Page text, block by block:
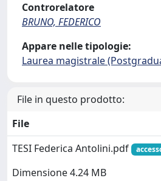
Controrelatore
BRUNO, FEDERICO
Appare nelle tipologie:
Laurea magistrale
File in questo prodotto:
File
TESI Federica Antolini.pdf
Dimensione 4.24 MB